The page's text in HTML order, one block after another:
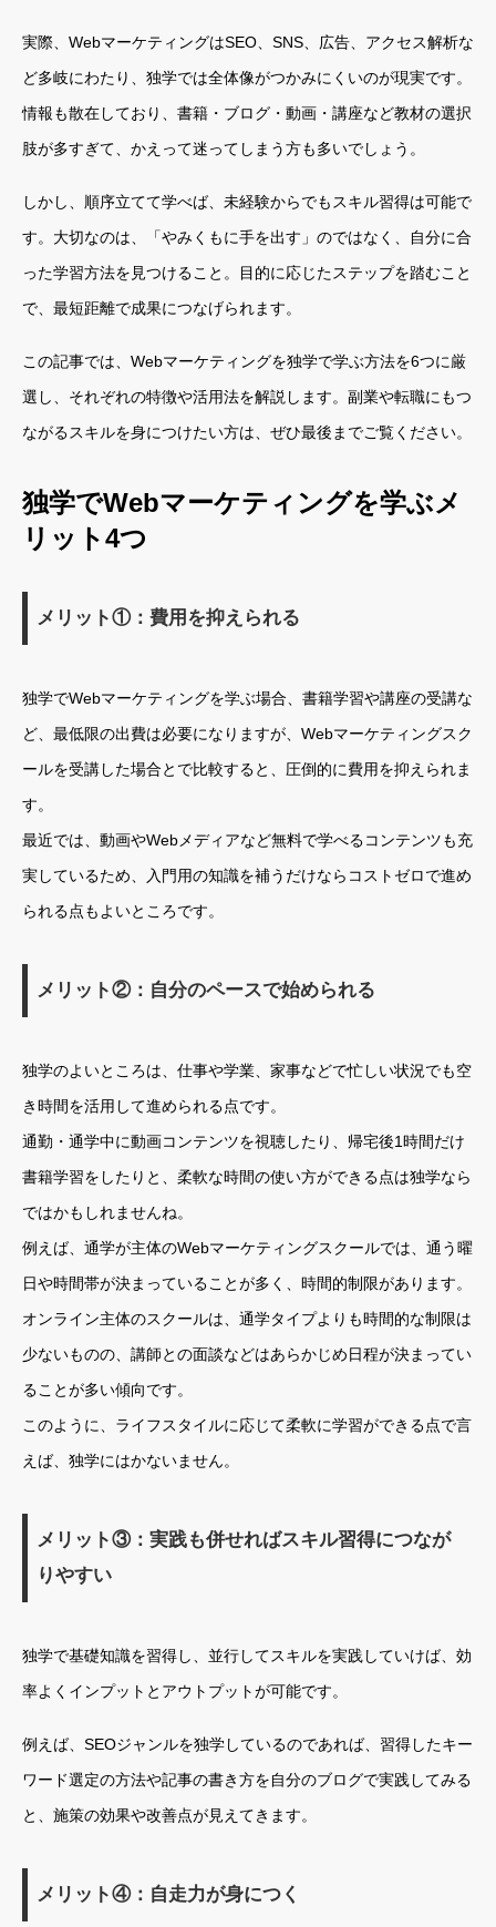
実際、WebマーケティングはSEO、SNS、広告、アクセス解析な
ど多岐にわたり、独学では全体像がつかみにくいのが現実です。
情報も散在しており、書籍・ブログ・動画・講座など教材の選択
肢が多すぎて、かえって迷ってしまう方も多いでしょう。
しかし、順序立てて学べば、未経験からでもスキル習得は可能で
す。大切なのは、「やみくもに手を出す」のではなく、自分に合
った学習方法を見つけること。目的に応じたステップを踏むこと
で、最短距離で成果につなげられます。
この記事では、Webマーケティングを独学で学ぶ方法を6つに厳
選し、それぞれの特徴や活用法を解説します。副業や転職にもつ
ながるスキルを身につけたい方は、ぜひ最後までご覧ください。
独学でWebマーケティングを学ぶメ
リット4つ
メリット①：費用を抑えられる
独学でWebマーケティングを学ぶ場合、書籍学習や講座の受講な
ど、最低限の出費は必要になりますが、Webマーケティングスク
ールを受講した場合とで比較すると、圧倒的に費用を抑えられま
す。
最近では、動画やWebメディアなど無料で学べるコンテンツも充
実しているため、入門用の知識を補うだけならコストゼロで進め
られる点もよいところです。
メリット②：自分のペースで始められる
独学のよいところは、仕事や学業、家事などで忙しい状況でも空
き時間を活用して進められる点です。
通勤・通学中に動画コンテンツを視聴したり、帰宅後1時間だけ
書籍学習をしたりと、柔軟な時間の使い方ができる点は独学なら
ではかもしれませんね。
例えば、通学が主体のWebマーケティングスクールでは、通う曜
日や時間帯が決まっていることが多く、時間的制限があります。
オンライン主体のスクールは、通学タイプよりも時間的な制限は
少ないものの、講師との面談などはあらかじめ日程が決まってい
ることが多い傾向です。
このように、ライフスタイルに応じて柔軟に学習ができる点で言
えば、独学にはかないません。
メリット③：実践も併せればスキル習得につなが
りやすい
独学で基礎知識を習得し、並行してスキルを実践していけば、効
率よくインプットとアウトプットが可能です。
例えば、SEOジャンルを独学しているのであれば、習得したキー
ワード選定の方法や記事の書き方を自分のブログで実践してみる
と、施策の効果や改善点が見えてきます。
メリット④：自走力が身につく